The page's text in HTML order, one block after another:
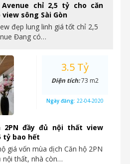
chỉ 2,5 tỷ cho căn
sông Sài Gòn
đẹp lung linh giá tốt chỉ 2,5
Đang có…
2PN đầy đủ nội thất view
tỷ bao hết
giá vốn mùa dịch Căn hộ 2PN
nội thất, nhà còn…
3.5 Tỷ
Diện tích:73 m2
Ngày đăng: 22-04-2020